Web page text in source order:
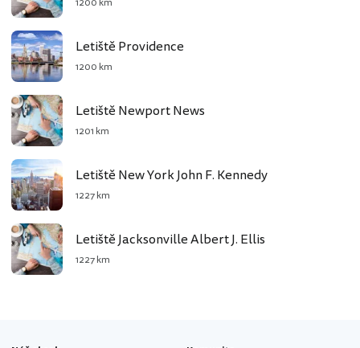
Letiště Providence
1200 km
Letiště Newport News
1201 km
Letiště New York John F. Kennedy
1227 km
Letiště Jacksonville Albert J. Ellis
1227 km